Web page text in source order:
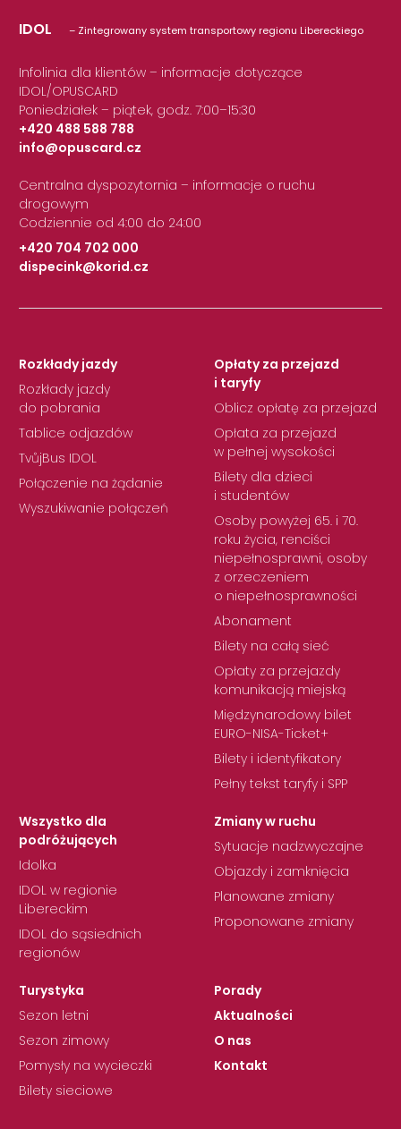
IDOL – Zintegrowany system transportowy regionu Libereckiego
Infolinia dla klientów – informacje dotyczące
IDOL/OPUSCARD
Poniedziałek – piątek, godz. 7:00–15:30
+420 488 588 788
|
info@opuscard.cz
Centralna dyspozytornia – informacje o ruchu
drogowym
Codziennie od 4:00 do 24:00
+420 704 702 000
|
dispecink@korid.cz
Rozkłady jazdy
Rozkłady jazdy
do pobrania
Tablice odjazdów
TvůjBus IDOL
Połączenie na żądanie
Wyszukiwanie połączeń
Opłaty za przejazd
i taryfy
Oblicz opłatę za przejazd
Opłata za przejazd
w pełnej wysokości
Bilety dla dzieci
i studentów
Osoby powyżej 65. i 70.
roku życia, renciści
niepełnosprawni, osoby
z orzeczeniem
o niepełnosprawności
Abonament
Bilety na całą sieć
Opłaty za przejazdy
komunikacją miejską
Międzynarodowy bilet
EURO-NISA-Ticket+
Bilety i identyfikatory
Pełny tekst taryfy i SPP
Wszystko dla
podróżujących
Idolka
IDOL w regionie
Libereckim
IDOL do sąsiednich
regionów
Zmiany w ruchu
Sytuacje nadzwyczajne
Objazdy i zamknięcia
Planowane zmiany
Proponowane zmiany
Turystyka
Sezon letni
Sezon zimowy
Pomysły na wycieczki
Bilety sieciowe
Porady
Aktualności
O nas
Kontakt